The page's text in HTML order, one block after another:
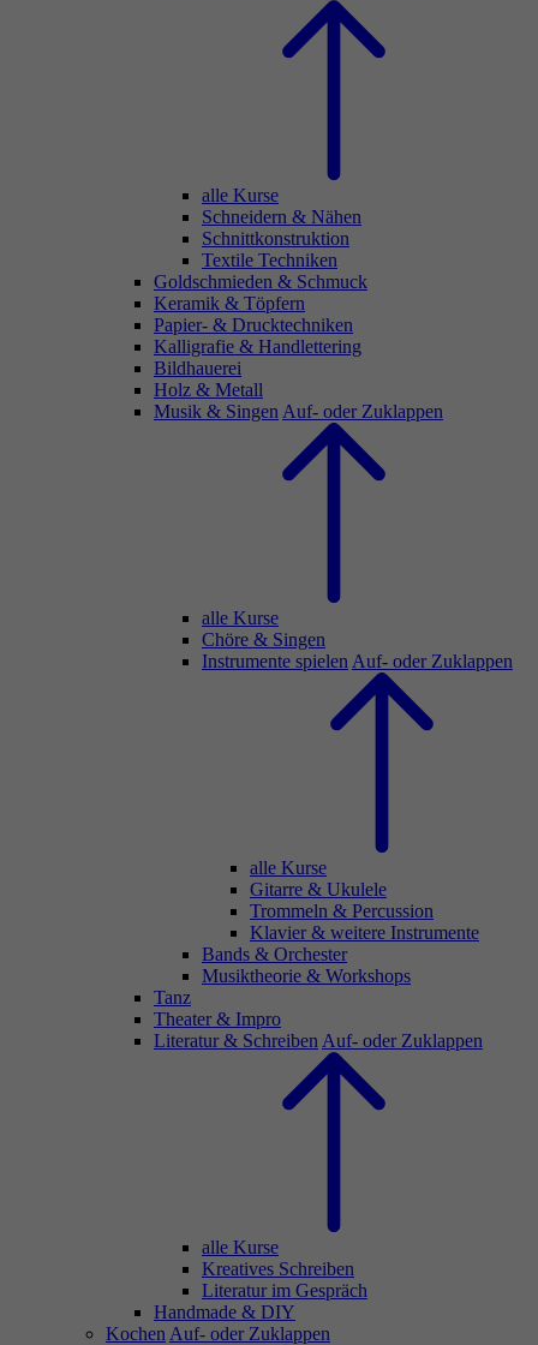
alle Kurse
Schneidern & Nähen
Schnittkonstruktion
Textile Techniken
Goldschmieden & Schmuck
Keramik & Töpfern
Papier- & Drucktechniken
Kalligrafie & Handlettering
Bildhauerei
Holz & Metall
Musik & Singen Auf- oder Zuklappen
alle Kurse
Chöre & Singen
Instrumente spielen Auf- oder Zuklappen
alle Kurse
Gitarre & Ukulele
Trommeln & Percussion
Klavier & weitere Instrumente
Bands & Orchester
Musiktheorie & Workshops
Tanz
Theater & Impro
Literatur & Schreiben Auf- oder Zuklappen
alle Kurse
Kreatives Schreiben
Literatur im Gespräch
Handmade & DIY
Kochen Auf- oder Zuklappen